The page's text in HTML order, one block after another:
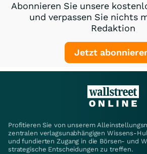
Abonnieren Sie unsere
und verpassen Sie nichts
Redaktion
Jetzt
Profitieren Sie von unserem
zentralen verlagsunabhängigen Wissens-
und fundierten Zugang in die Börsen- und
strategische Entscheidungen zu treffen.